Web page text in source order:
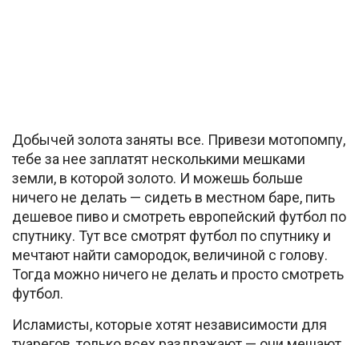
Добычей золота заняты все. Привези мотопомпу,
тебе за нее заплатят несколькими мешками
земли, в которой золото. И можешь больше
ничего не делать — сидеть в местном баре, пить
дешевое пиво и смотреть европейский футбол по
спутнику. Тут все смотрят футбол по спутнику и
мечтают найти самородок, величиной с голову.
Тогда можно ничего не делать и просто смотреть
футбол.
Исламисты, которые хотят независимости для